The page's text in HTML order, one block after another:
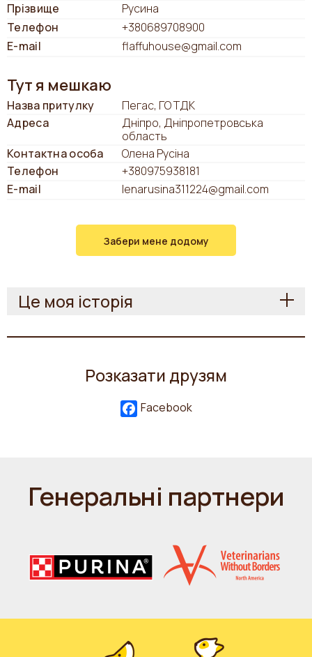
Прізвище
Русина
Телефон
+380689708900
E-mail
flaffuhouse@gmail.com
Тут я мешкаю
Назва притулку
Пегас, ГО ТДК
Адреса
Дніпро, Дніпропетровська
область
Контактна особа
Олена Русіна
Телефон
+380975938181
E-mail
lenarusina311224@gmail.com
Забери мене додому
Це моя історія
Розказати друзям
Facebook
Генеральні партнери